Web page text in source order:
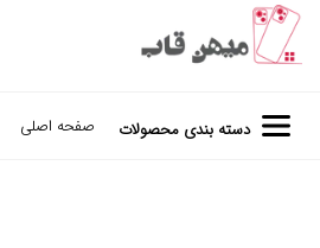
دسته بندی محصولات صفحه اصلی